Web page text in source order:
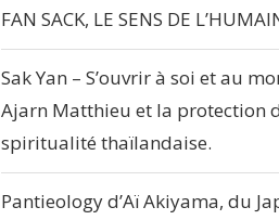
FAN SACK, LE SENS DE
Sak Yan – S’ouvrir à soi et au
Ajarn Matthieu et la protection
spiritualité thaïlandaise.
Pantieology d’Aï Akiyama, du